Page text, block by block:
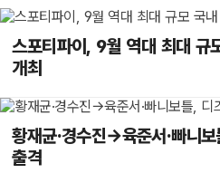
스포티파이, 9월 역대 최대 규
개최
황재균·경수진→육준서·빠니
출격